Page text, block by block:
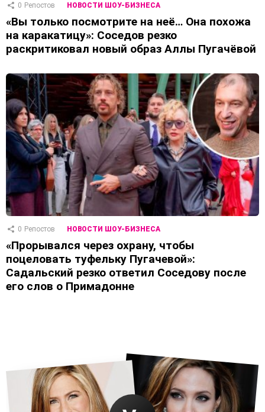
0 Репостов НОВОСТИ ШОУ-БИЗНЕСА
«Вы только посмотрите на неё… Она похожа
на каракатицу»: Соседов резко
раскритиковал новый образ Аллы Пугачёвой
0 Репостов НОВОСТИ ШОУ-БИЗНЕСА
«Прорывался через охрану, чтобы
поцеловать туфельку Пугачевой»:
Садальский резко ответил Соседову после
его слов о Примадонне